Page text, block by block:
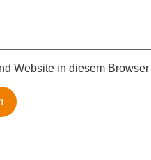
Website in diesem